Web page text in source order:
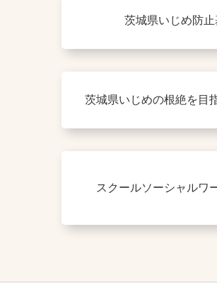
茨城県いじめ防
茨城県いじめの根絶を目
スクールソーシャルワ